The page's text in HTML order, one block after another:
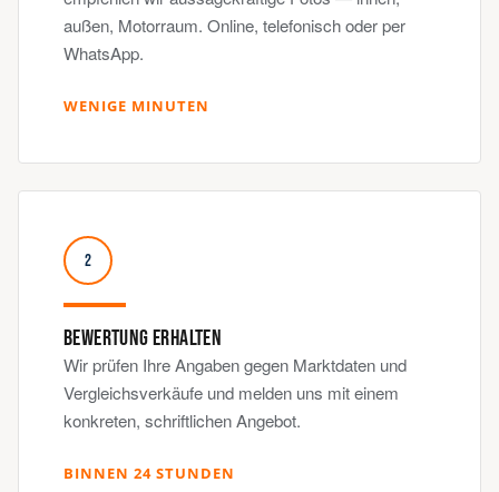
WENIGE MINUTEN
außen, Motorraum. Online, telefonisch oder per
WhatsApp.
2
BINNEN 24 STUNDEN
BEWERTUNG ERHALTEN
Wir prüfen Ihre Angaben gegen Marktdaten und
Vergleichsverkäufe und melden uns mit einem
konkreten, schriftlichen Angebot.